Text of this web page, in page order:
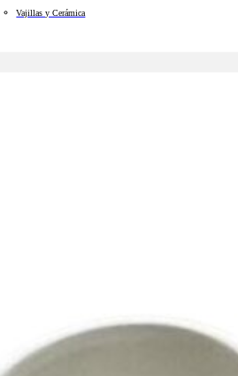
Vajillas y Cerámica